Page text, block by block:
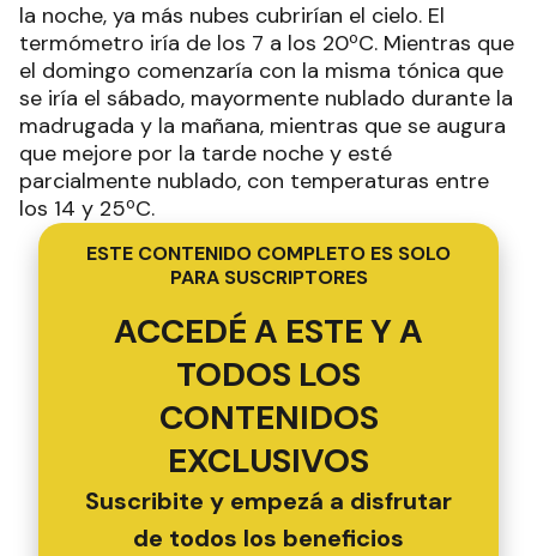
la noche, ya más nubes cubrirían el cielo. El
termómetro iría de los 7 a los 20ºC. Mientras que
el domingo comenzaría con la misma tónica que
se iría el sábado, mayormente nublado durante la
madrugada y la mañana, mientras que se augura
que mejore por la tarde noche y esté
parcialmente nublado, con temperaturas entre
los 14 y 25ºC.
ESTE CONTENIDO COMPLETO ES SOLO
PARA SUSCRIPTORES
ACCEDÉ A ESTE Y A
TODOS LOS
CONTENIDOS
EXCLUSIVOS
Suscribite y empezá a disfrutar
de todos los beneficios